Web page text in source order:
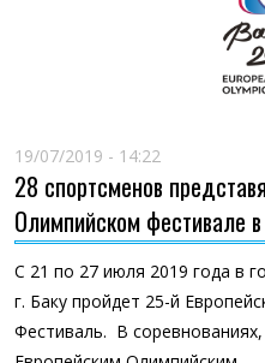
19/07/2019 - 14:22
28 спортсменов
Олимпийском фестивале
С 21 по 27 июля 2019 года в
г. Баку пройдет 25-й
Фестиваль. В